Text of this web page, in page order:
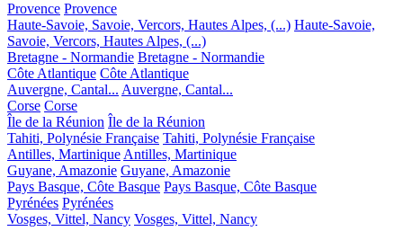
Provence Provence
Haute-Savoie, Savoie, Vercors, Hautes Alpes, (...) Haute-Savoie,
Savoie, Vercors, Hautes Alpes, (...)
Bretagne - Normandie Bretagne - Normandie
Côte Atlantique Côte Atlantique
Auvergne, Cantal... Auvergne, Cantal...
Corse Corse
Île de la Réunion Île de la Réunion
Tahiti, Polynésie Française Tahiti, Polynésie Française
Antilles, MartiniqueAntilles, Martinique
Guyane, Amazonie Guyane, Amazonie
Pays Basque, Côte Basque Pays Basque, Côte Basque
Pyrénées Pyrénées
Vosges, Vittel, Nancy Vosges, Vittel, Nancy